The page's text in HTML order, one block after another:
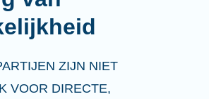
ZIJN NIET
VOOR DIRECTE,